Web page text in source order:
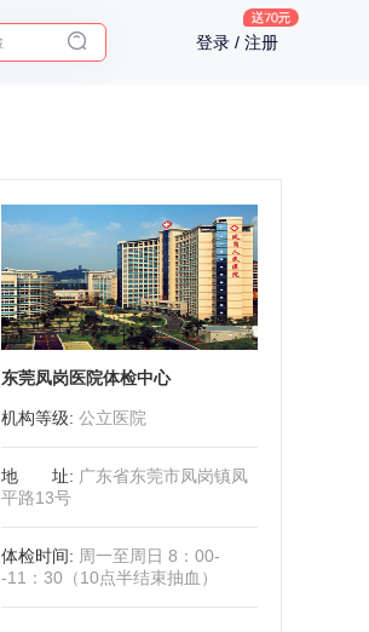
登录 / 注册
东莞凤岗医院体检中心
机构等级: 公立医院
地址: 广东省东莞市凤岗镇凤
平路13号
体检时间: 周一至周日 8：00-
-11：30（10点半结束抽血）